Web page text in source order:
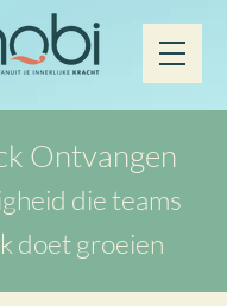
Ontvangen
die teams
doet groeien